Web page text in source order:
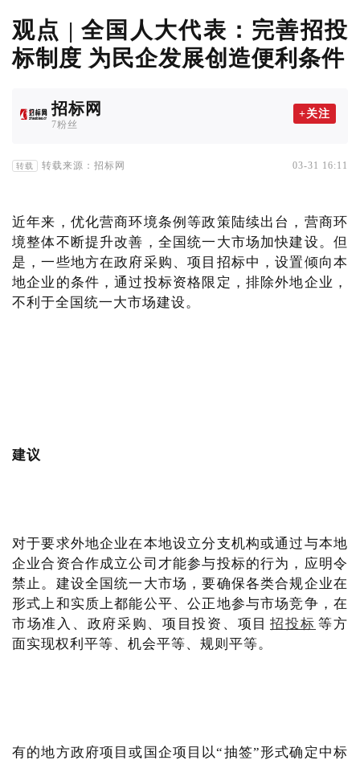
观点 | 全国人大代表：完善招投
标制度 为民企发展创造便利条件
招标网
7粉丝
+关注
转载 转载来源：招标网 03-31 16:11
近年来，优化营商环境条例等政策陆续出台，营商环
境整体不断提升改善，全国统一大市场加快建设。但
是，一些地方在政府采购、项目招标中，设置倾向本
地企业的条件，通过投标资格限定，排除外地企业，
不利于全国统一大市场建设。
建议
对于要求外地企业在本地设立分支机构或通过与本地
企业合资合作成立公司才能参与投标的行为，应明令
禁止。建设全国统一大市场，要确保各类合规企业在
形式上和实质上都能公平、公正地参与市场竞争，在
市场准入、政府采购、项目投资、项目 招投标 等方
面实现权利平等、机会平等、规则平等。
有的地方政府项目或国企项目以“抽签”形式确定中标